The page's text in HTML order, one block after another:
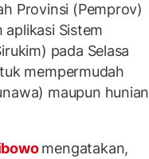
Provinsi (Pemprov)
Sistem
pada Selasa
mempermudah
maupun hunian
mengatakan,